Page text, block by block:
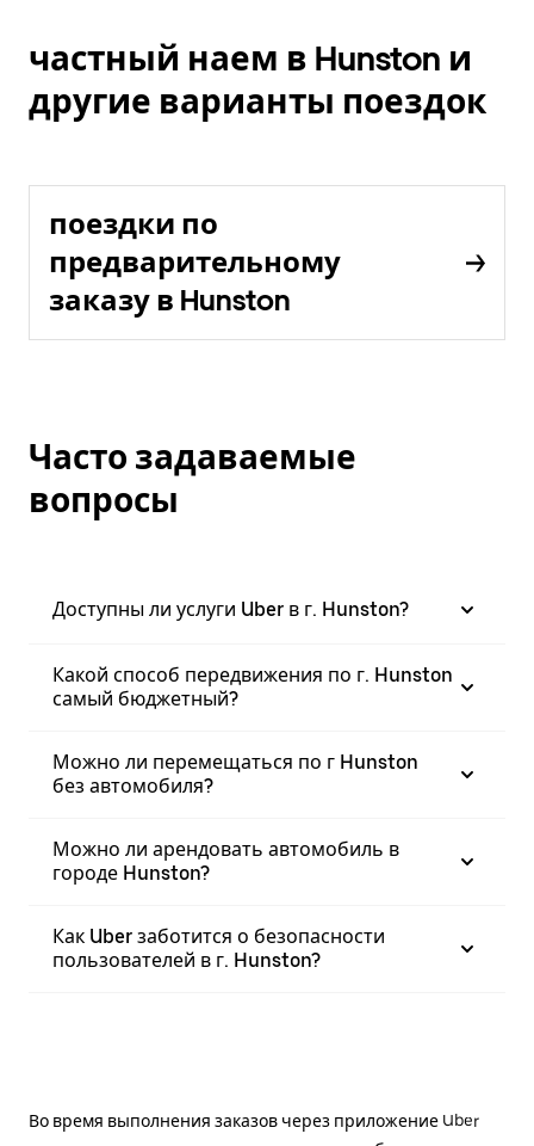
частный наем в Hunston и
другие варианты поездок
поездки по
предварительному
заказу в Hunston
Часто задаваемые
вопросы
Доступны ли услуги Uber в г. Hunston?
Какой способ передвижения по г. Hunston
самый бюджетный?
Можно ли перемещаться по г Hunston
без автомобиля?
Можно ли арендовать автомобиль в
городе Hunston?
Как Uber заботится о безопасности
пользователей в г. Hunston?
Во время выполнения заказов через приложение Uber